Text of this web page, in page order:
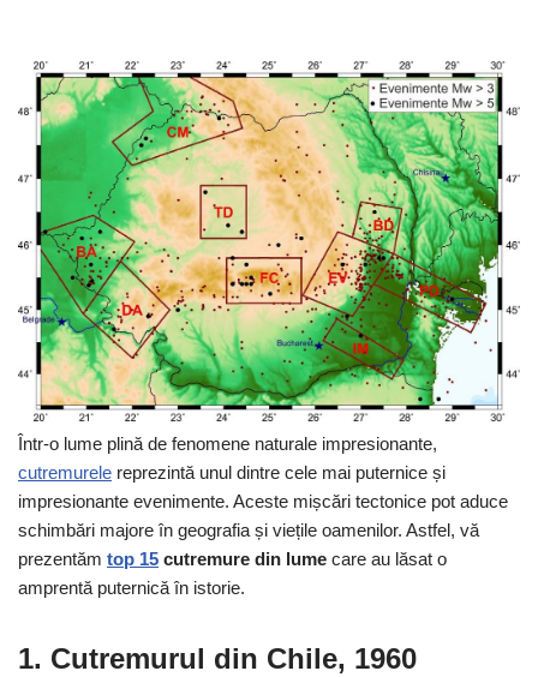
Într-o lume plină de fenomene naturale impresionante,
cutremurele reprezintă unul dintre cele mai puternice și
impresionante evenimente. Aceste mișcări tectonice pot aduce
schimbări majore în geografia și viețile oamenilor. Astfel, vă
prezentăm top 15 cutremure din lume care au lăsat o
amprentă puternică în istorie.
1. Cutremurul din Chile, 1960